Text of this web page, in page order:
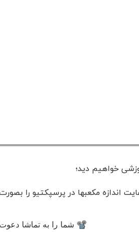
خواهیم دید؛
اندازه مکعبها در پرسپکتیو را
📽 شما را به تماشا دعوت